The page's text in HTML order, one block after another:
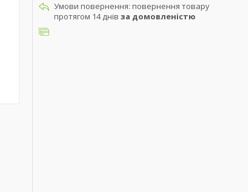
повернення товару
протягом 14 днів за домовленістю